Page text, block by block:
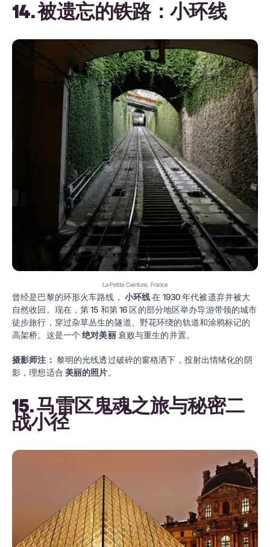
14. 被遗忘的铁路：小环线
La Petite Ceinture, France
曾经是巴黎的环形火车路线， 小环线在 1930 年代被遗弃并被大
自然收回。现在，第 15 和第 16 区的部分地区举办导游带领的城市
徒步旅行，穿过杂草丛生的隧道、野花环绕的轨道和涂鸦标记的
高架桥。这是一个绝对美丽衰败与重生的并置。
摄影师注： 黎明的光线透过破碎的窗格洒下，投射出情绪化的阴
影，理想适合 美丽的照片。
15. 马雷区鬼魂之旅与秘密二
战小径